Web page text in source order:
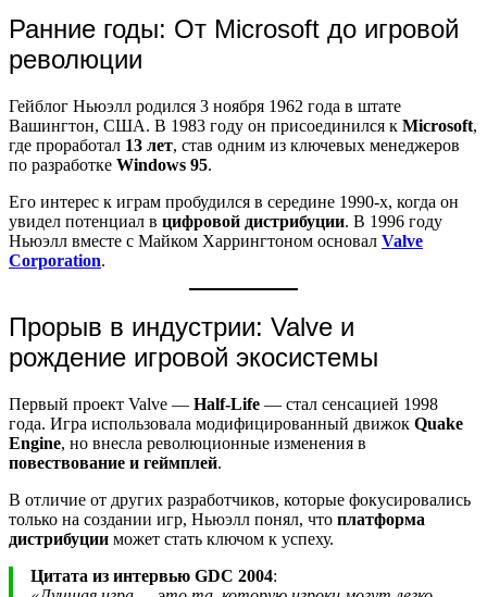
Ранние годы: От Microsoft до игровой
революции
Гейблог Ньюэлл родился 3 ноября 1962 года в штате
Вашингтон, США. В 1983 году он присоединился к Microsoft,
где проработал 13 лет, став одним из ключевых менеджеров
по разработке Windows 95.
Его интерес к играм пробудился в середине 1990-х, когда он
увидел потенциал в цифровой дистрибуции. В 1996 году
Ньюэлл вместе с Майком Харрингтоном основал Valve
Corporation.
Прорыв в индустрии: Valve и
рождение игровой экосистемы
Первый проект Valve — Half-Life — стал сенсацией 1998
года. Игра использовала модифицированный движок Quake
Engine, но внесла революционные изменения в
повествование и геймплей.
В отличие от других разработчиков, которые фокусировались
только на создании игр, Ньюэлл понял, что платформа
дистрибуции может стать ключом к успеху.
Цитата из интервью GDC 2004: